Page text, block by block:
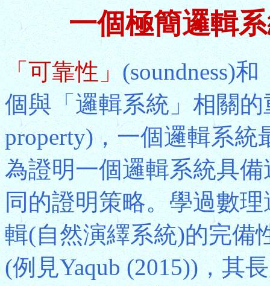
一個極簡邏輯
「可靠性」(soundness)和
個與「邏輯系統」相關的
property)，一個邏輯系
為證明一個邏輯系統具
同的證明策略。學過數
輯(自然演繹系統)的完備
(例見Yaqub (2015))，其